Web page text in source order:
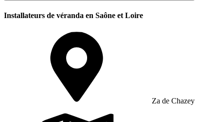
Installateurs de véranda en Saône et Loire
Za de Chazey